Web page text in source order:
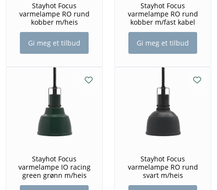
Stayhot Focus
varmelampe RO rund
kobber m/heis
Gi meg et tilbud
Stayhot Focus
varmelampe RO rund
kobber m/fast kabel
Gi meg et tilbud
Stayhot Focus
varmelampe IO racing
green grønn m/heis
Stayhot Focus
varmelampe RO rund
svart m/heis